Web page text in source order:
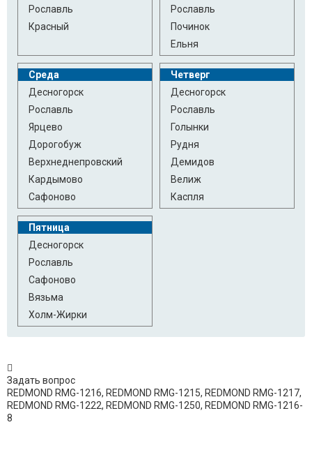
Рославль
Красный
Рославль
Починок
Ельня
Среда
Десногорск
Рославль
Ярцево
Дорогобуж
Верхнеднепровский
Кардымово
Сафоново
Четверг
Десногорск
Рославль
Голынки
Рудня
Демидов
Велиж
Каспля
Пятница
Десногорск
Рославль
Сафоново
Вязьма
Холм-Жирки
Задать вопрос
REDMOND RMG-1216, REDMOND RMG-1215, REDMOND RMG-1217,
REDMOND RMG-1222, REDMOND RMG-1250, REDMOND RMG-1216-
8